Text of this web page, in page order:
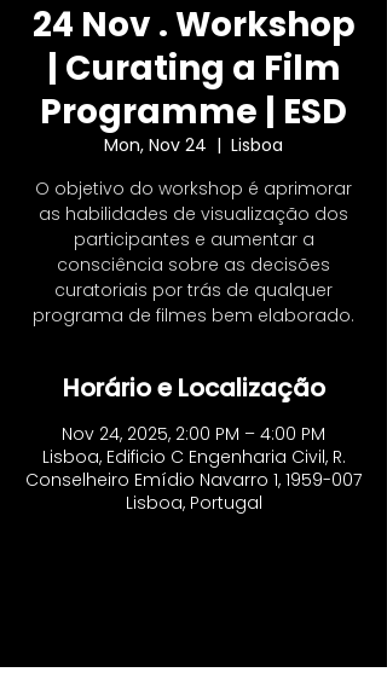
24 Nov . Workshop
| Curating a Film
Programme | ESD
Mon, Nov 24
  |
Lisboa
O objetivo do workshop é aprimorar
as habilidades de visualização dos
participantes e aumentar a
consciência sobre as decisões
curatoriais por trás de qualquer
programa de filmes bem elaborado.
Horário e Localização
Nov 24, 2025, 2:00 PM – 4:00 PM
Lisboa, Edificio C Engenharia Civil, R.
Conselheiro Emídio Navarro 1, 1959-007
Lisboa, Portugal